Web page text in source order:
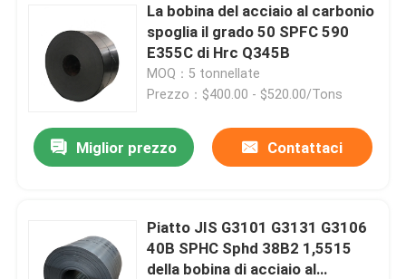
Tubo ad alta pressione della caldaia
Tubo d'acciaio di precisione
Schermi del tubo di caldaia
Griglia a catena Antivari
La bobina del acciaio al carbonio
spoglia il grado 50 SPFC 590
E355C di Hrc Q345B
MOQ：5 tonnellate
Prezzo：$400.00 - $520.00/Tons
Miglior prezzo Contattaci
Piatto JIS G3101 G3131 G3106
40B SPHC Sphd 38B2 1,5515
della bobina di acciaio al